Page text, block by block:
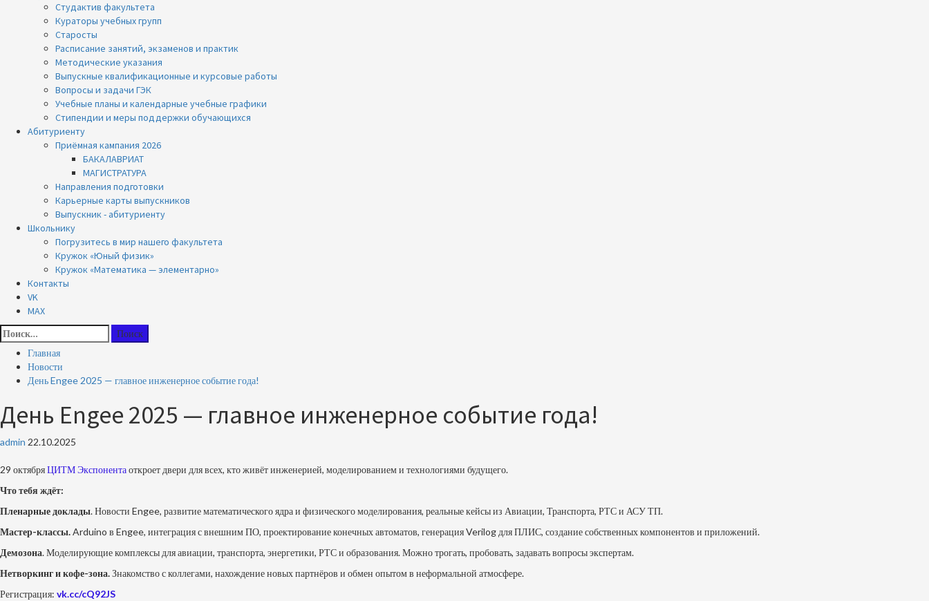
Студактив факультета
Кураторы учебных групп
Старосты
Расписание занятий, экзаменов и практик
Методические указания
Выпускные квалификационные и курсовые работы
Вопросы и задачи ГЭК
Учебные планы и календарные учебные графики
Стипендии и меры поддержки обучающихся
Абитуриенту
Приёмная кампания 2026
БАКАЛАВРИАТ
МАГИСТРАТУРА
Направления подготовки
Карьерные карты выпускников
Выпускник - абитуриенту
Школьнику
Погрузитесь в мир нашего факультета
Кружок «Юный физик»
Кружок «Математика — элементарно»
Контакты
VK
MAX
Найти:
Главная
Новости
День Engee 2025 — главное инженерное событие года!
День Engee 2025 — главное инженерное событие года!
admin 22.10.2025
29 октябряЦИТМ Экспонентаоткроет двери для всех, кто живёт инженерией, моделированием и технологиями будущего.
Что тебя ждёт:
Пленарные доклады. Новости Engee, развитие математического ядра и физического моделирования, реальные кейсы из Авиации, Транспорта, РТС и АСУ ТП.
Мастер-классы.Arduino в Engee, интеграция с внешним ПО, проектирование конечных автоматов, генерация Verilog для ПЛИС, создание собственных компонентов и приложений.
Демозона. Моделирующие комплексы для авиации, транспорта, энергетики, РТС и образования. Можно трогать, пробовать, задавать вопросы экспертам.
Нетворкинг и кофе-зона.Знакомство с коллегами, нахождение новых партнёров и обмен опытом в неформальной атмосфере.
Регистрация: vk.cc/cQ92JS